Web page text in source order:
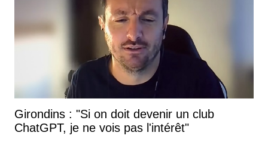
Girondins : "Si on doit devenir un club
ChatGPT, je ne vois pas l'intérêt"